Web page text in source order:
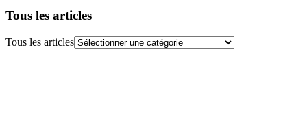
Tous les articles
Tous les articles